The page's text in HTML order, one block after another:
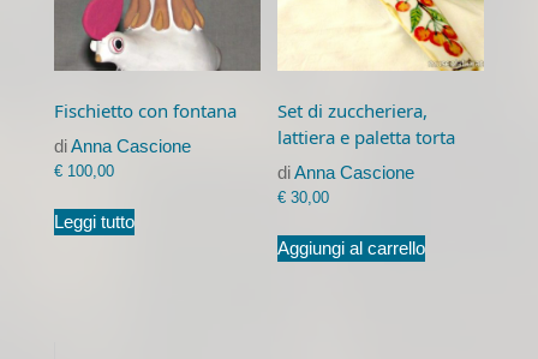
Fischietto con fontana
diAnna Cascione
€100,00
Leggi tutto
Set di zuccheriera,
lattiera e paletta torta
diAnna Cascione
€ 30,00
Aggiungi al carrello